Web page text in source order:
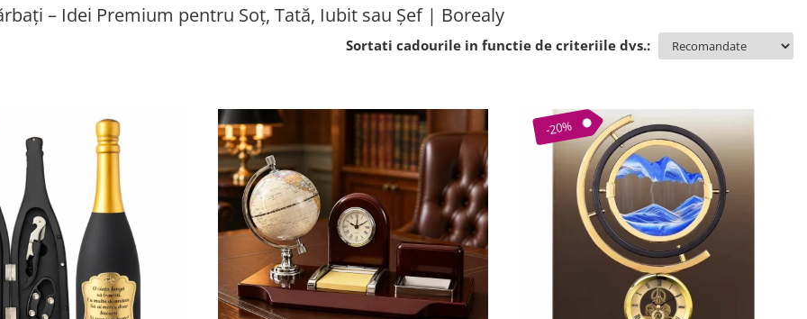
– Idei Premium pentru Soț, Tată, Iubit sau Șef | Borealy
Sortati cadourile in functie de criteriile dvs.:
-20%